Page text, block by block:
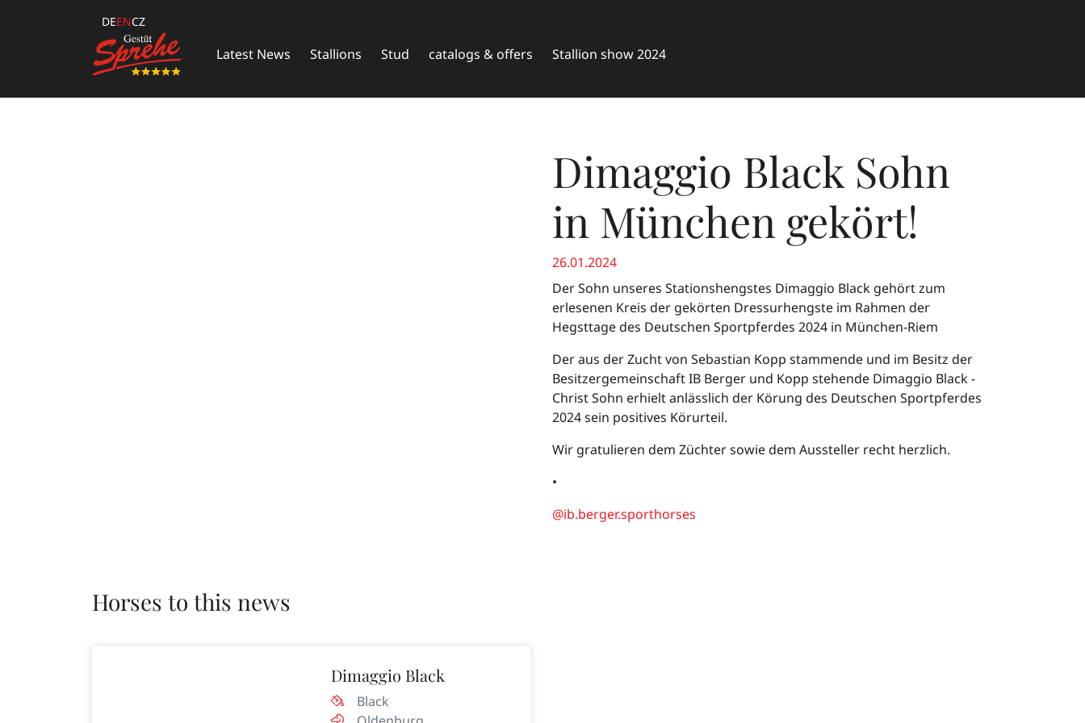
DEENCZ
Latest News Stallions Stud catalogs & offers Stallion show 2024
Dimaggio Black Sohn
in München gekört!
26.01.2024
Der Sohn unseres Stationshengstes Dimaggio Black gehört zum
erlesenen Kreis der gekörten Dressurhengste im Rahmen der
Hegsttage des Deutschen Sportpferdes 2024 in München-Riem
Der aus der Zucht von Sebastian Kopp stammende und im Besitz der
Besitzergemeinschaft IB Berger und Kopp stehende Dimaggio Black -
Christ Sohn erhielt anlässlich der Körung des Deutschen Sportpferdes
2024 sein positives Körurteil.
Wir gratulieren dem Züchter sowie dem Aussteller recht herzlich.
•
@ib.berger.sporthorses
Horses to this news
Dimaggio Black
Black